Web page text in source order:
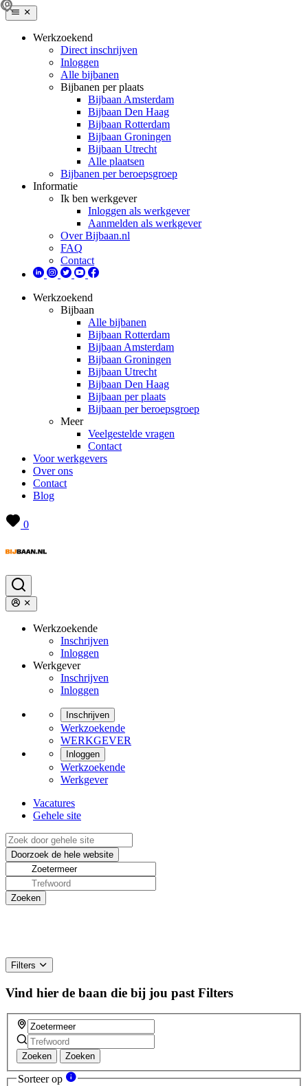
Werkzoekend
Direct inschrijven
Inloggen
Alle bijbanen
Bijbanen per plaats
Bijbaan Amsterdam
Bijbaan Den Haag
Bijbaan Rotterdam
Bijbaan Groningen
Bijbaan Utrecht
Alle plaatsen
Bijbanen per beroepsgroep
Informatie
Ik ben werkgever
Inloggen als werkgever
Aanmelden als werkgever
Over Bijbaan.nl
FAQ
Contact
Werkzoekend
Bijbaan
Alle bijbanen
Bijbaan Rotterdam
Bijbaan Amsterdam
Bijbaan Groningen
Bijbaan Utrecht
Bijbaan Den Haag
Bijbaan per plaats
Bijbaan per beroepsgroep
Meer
Veelgestelde vragen
Contact
Voor werkgevers
Over ons
Contact
Blog
0
Werkzoekende
Inschrijven
Inloggen
Werkgever
Inschrijven
Inloggen
Inschrijven
Werkzoekende
WERKGEVER
Inloggen
Werkzoekende
Werkgever
Vacatures
Gehele site
Filters
Vind hier de baan die bij jou past Filters
Zoeken Zoeken
Sorteer op